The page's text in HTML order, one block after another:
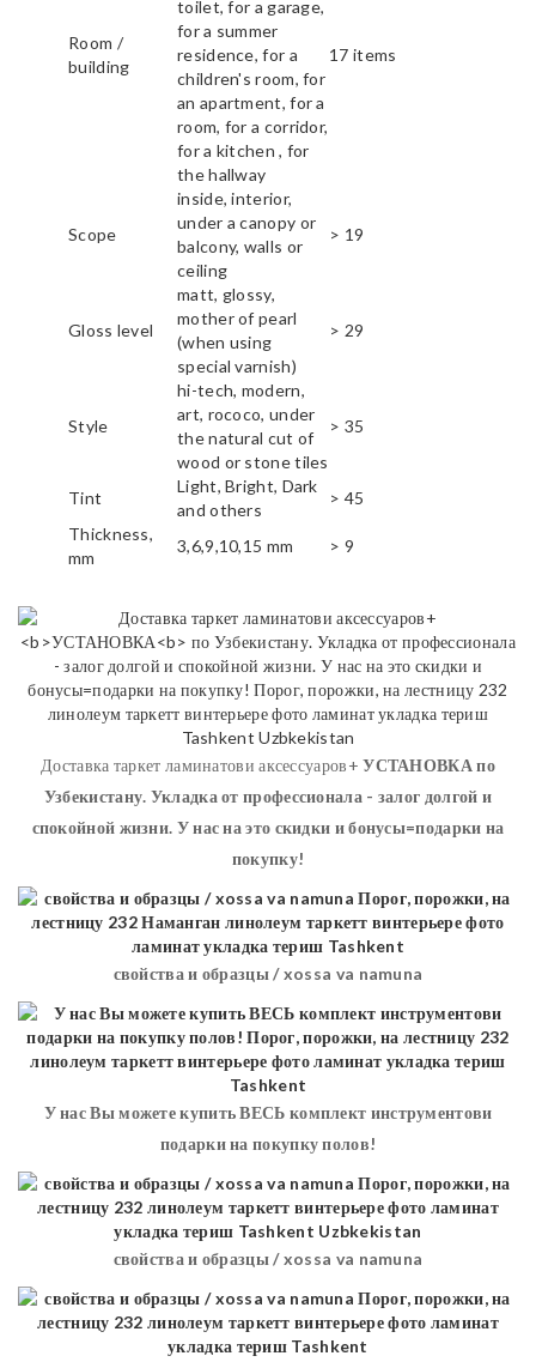
Room /
building
toilet, for a garage,
for a summer
residence, for a
children's room, for
an apartment, for a
room, for a corridor,
for a kitchen , for
the hallway
17 items
Scope
inside, interior,
under a canopy or
balcony, walls or
ceiling
> 19
Gloss level
matt, glossy,
mother of pearl
(when using
special varnish)
> 29
Style
hi-tech, modern,
art, rococo, under
the natural cut of
wood or stone tiles
> 35
Tint
Light, Bright, Dark
and others
> 45
Thickness,
mm
3,6,9,10,15 mm > 9
Доставка таркет ламинатови аксессуаров+УСТАНОВКАпо
Узбекистану. Укладка от профессионала - залог долгой и
спокойной жизни. У нас на это скидки и бонусы=подарки на
покупку!
свойства и образцы / xossa va namuna
У нас Вы можете купить ВЕСЬ комплект инструментови
подарки на покупку полов!
свойства и образцы / xossa va namuna